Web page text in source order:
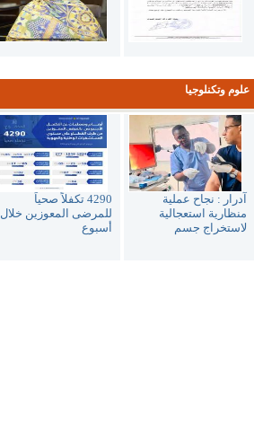
علوم وتكنلوجيا
آدرار : نجاح عملية
منظارية استعجالية
لاستخراج جسم
4290 تكفلاً صحياً
للمرضى المعوزين خلال
أسبوع